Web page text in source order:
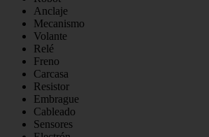
Anclaje
Mecanismo
Volante
Relé
Freno
Carcasa
Resistor
Embrague
Cableado
Sensores